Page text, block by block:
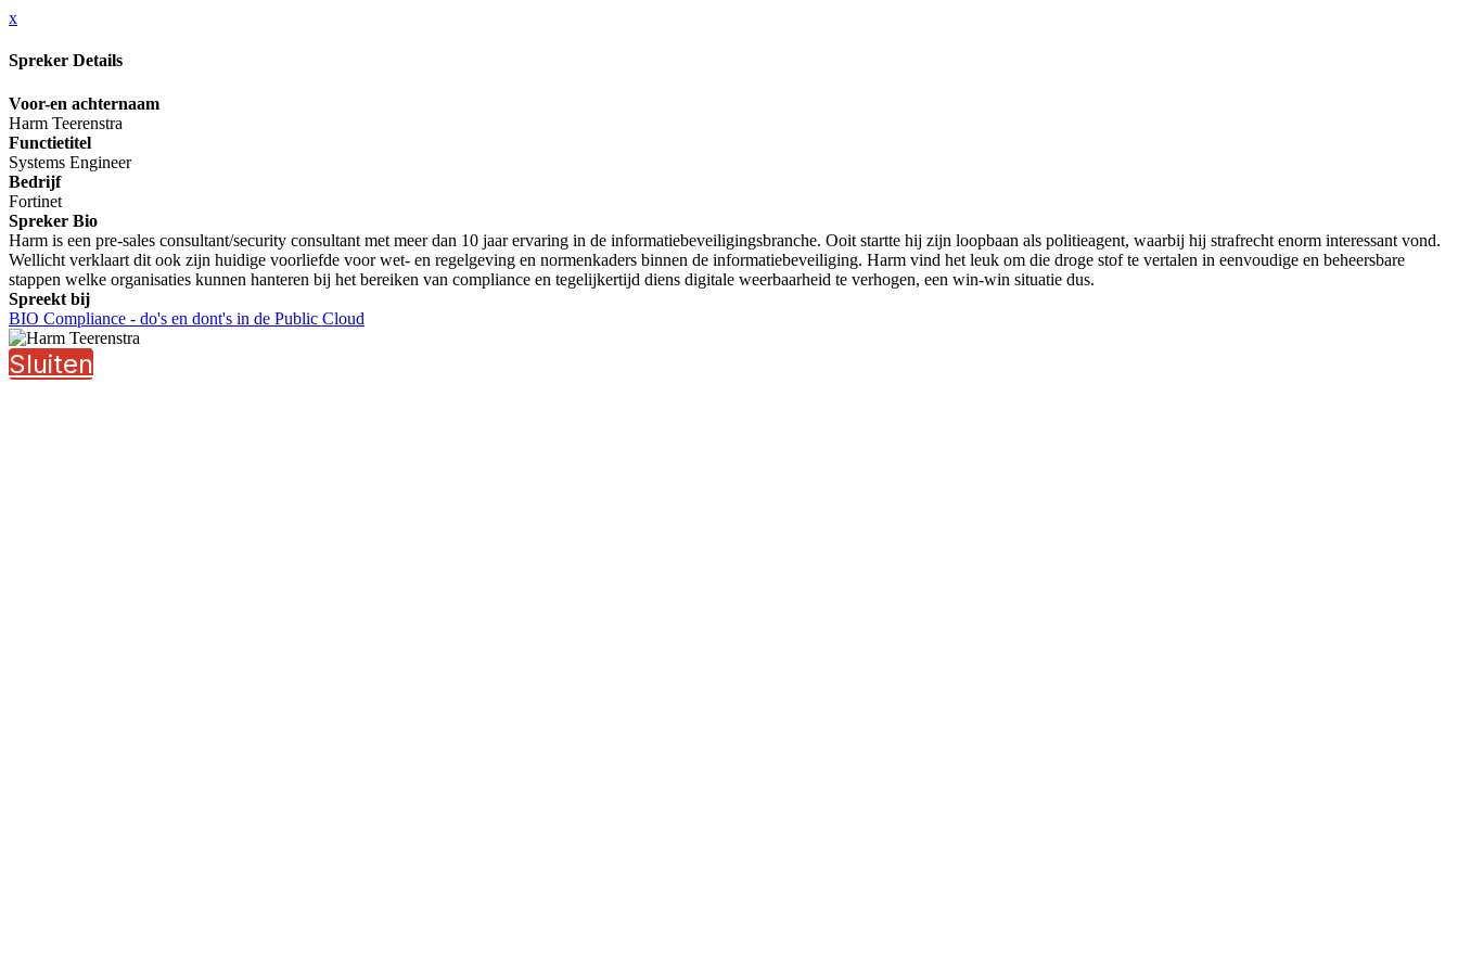
x
Spreker Details
Voor-en achternaam
Harm Teerenstra
Functietitel
Systems Engineer
Bedrijf
Fortinet
Spreker Bio
Harm is een pre-sales consultant/security consultant met meer dan 10 jaar ervaring in de informatiebeveiligingsbranche. Ooit startte hij zijn loopbaan als politieagent, waarbij hij strafrecht enorm interessant vond.
Wellicht verklaart dit ook zijn huidige voorliefde voor wet- en regelgeving en normenkaders binnen de informatiebeveiliging. Harm vind het leuk om die droge stof te vertalen in eenvoudige en beheersbare
stappen welke organisaties kunnen hanteren bij het bereiken van compliance en tegelijkertijd diens digitale weerbaarheid te verhogen, een win-win situatie dus.
Spreekt bij
BIO Compliance - do's en dont's in de Public Cloud
Sluiten